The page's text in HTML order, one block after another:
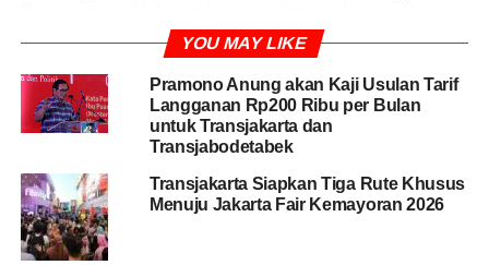
lintas di beberapa titik utama Ibu Kota selama acara
“Langkah ini dilakukan untuk memastikan kelancaran
mobilitas masyarakat, sekaligus mendukung kegiatan
tertulis, Sabtu (29/11/2025).
BACA JUGA
YOU MAY LIKE
Pramono Anung akan Kaji Usulan Tarif
Langganan Rp200 Ribu per Bulan
untuk Transjakarta dan
Transjabodetabek
Transjakarta Siapkan Tiga Rute Khusus
Menuju Jakarta Fair Kemayoran 2026